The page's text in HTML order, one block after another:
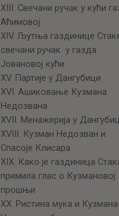
XIII. Свечани ручак у кући
Аћимовој
XIV. Љутња газдинице
свечани ручак у газда
Јовановој кући
XV. Партије у Дангубици
XVI. Ашиковање Кузмана
Недозвана
XVII. Менажерија у
XVIII. Кузман Недозван и
Спасоје Клисара
XIX. Како је газдиница
примила глас о Кузмановој
прошњи
XX. Ристина мука и Кузмана